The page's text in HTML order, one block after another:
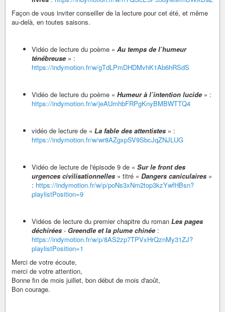
Façon de vous inviter conseiller de la lecture pour cet été, et même
au-delà, en toutes saisons.
Vidéo de lecture du poème « Au temps de l’humeur
ténébreuse » :
https://indymotion.fr/w/gTdLPmDHDMvhK1Ab6hRSdS
Vidéo de lecture du poème « Humeur à l’intention lucide » :
https://indymotion.fr/w/jeAUmhbFRPgKnyBMBWTTQ4
vidéo de lecture de « La fable des attentistes » :
https://indymotion.fr/w/wr8AZgxpSV9SbcJqZNJLUG
Vidéo de lecture de l'épisode 9 de « Sur le front des
urgences civilisationnelles » titré « Dangers caniculaires »
: https://indymotion.fr/w/p/poNs3xNm2top3kzYwfHBsn?
playlistPosition=9
Vidéos de lecture du premier chapitre du roman Les pages
déchirées - Greendle et la plume chinée :
https://indymotion.fr/w/p/8AS2zp7TPVxHrQznMy31ZJ?
playlistPosition=1
Merci de votre écoute,
merci de votre attention,
Bonne fin de mois juillet, bon début de mois d'août,
Bon courage.